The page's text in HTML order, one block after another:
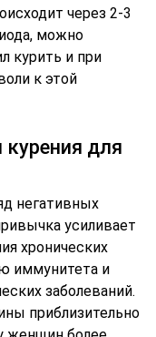
через 2-3
можно
курить и при
к этой
для
негативных
усиливает
хронических
иммунитета и
заболеваний.
приблизительно